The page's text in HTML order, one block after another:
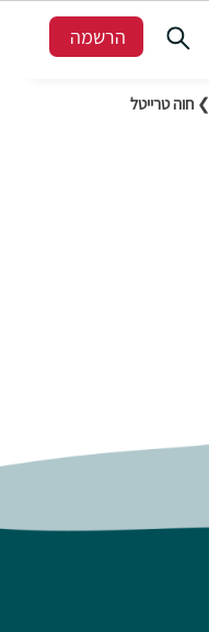
הרשמה
❯ חוה טרייטל